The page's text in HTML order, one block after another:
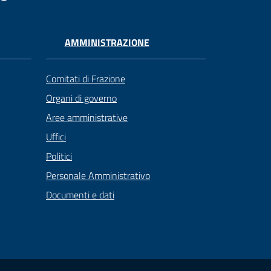
AMMINISTRAZIONE
Comitati di Frazione
Organi di governo
Aree amministrative
Uffici
Politici
Personale Amministrativo
Documenti e dati